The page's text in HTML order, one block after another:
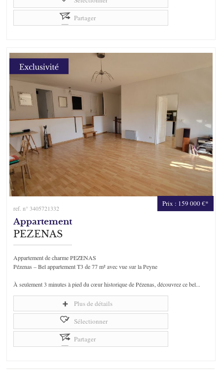
Partager
Prix : 159 000 €*
ref. n° 3405721332
Appartement
PEZENAS
Appartement de charme PEZENAS
Pézenas – Bel appartement T3 de 77 m² avec vue sur la Peyne
À seulement 3 minutes à pied du cœur historique de Pézenas, découvrez ce bel...
Plus de détails
Sélectionner
Partager